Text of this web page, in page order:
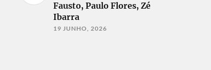
Fausto, Paulo Flores, Zé
Ibarra
19 JUNHO, 2026